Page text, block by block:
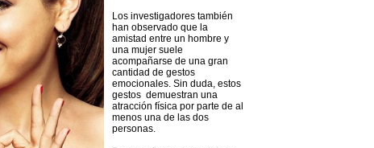
Los investigadores también
han observado que la
amistad entre un hombre y
una mujer suele
acompañarse de una gran
cantidad de gestos
emocionales. Sin duda, estos
gestos demuestran una
atracción física por parte de al
menos una de las dos
personas.